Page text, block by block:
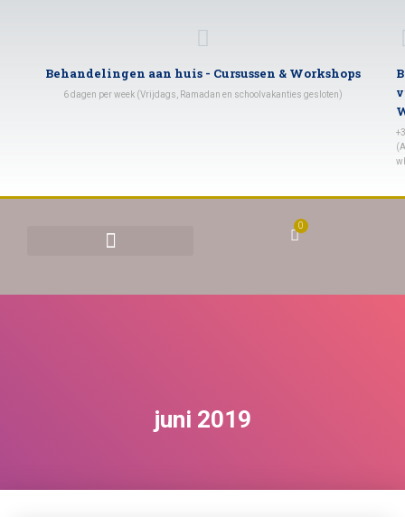
Behandelingen aan huis - Cursussen & Workshops
6 dagen per week (Vrijdags, Ramadan en schoolvakanties gesloten)
0
juni 2019